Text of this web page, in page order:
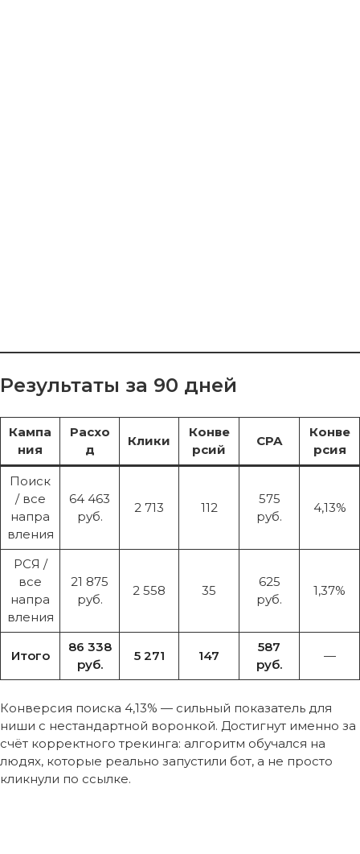
Результаты за 90 дней
Кампа
ния
Расхо
д
Клики
Конве
рсий
CPA
Конве
рсия
Поиск
/ все
напра
вления
64 463
руб.
2 713 112
575
руб.
4,13%
РСЯ /
все
напра
вления
21 875
руб.
2 558 35
625
руб.
1,37%
Итого
86 338
руб.
5 271 147
587
руб.
—
Конверсия поиска 4,13% — сильный показатель для
ниши с нестандартной воронкой. Достигнут именно за
счёт корректного трекинга: алгоритм обучался на
людях, которые реально запустили бот, а не просто
кликнули по ссылке.